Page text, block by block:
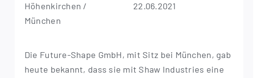
Höhen­kir­chen /
München
22.06.2021
Die Future-Shape GmbH, mit Sitz bei Mün­chen, gab
heu­te bekannt, dass sie mit Shaw Indus­tries eine